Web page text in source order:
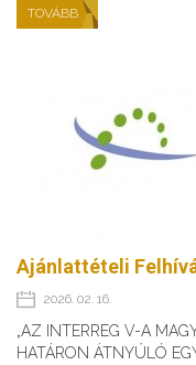
TOVÁBB
Ajánlattételi
2026. 02. 16.
„AZ INTERREG V-A
HATÁRON ÁTNYÚLÓ